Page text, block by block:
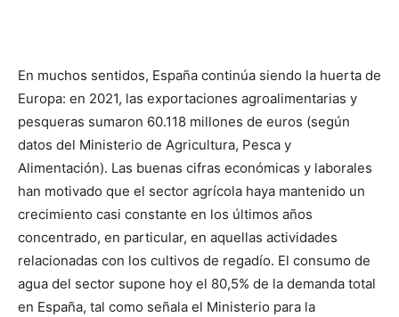
En muchos sentidos, España continúa siendo la huerta de
Europa: en 2021, las exportaciones agroalimentarias y
pesqueras sumaron 60.118 millones de euros (según
datos del Ministerio de Agricultura, Pesca y
Alimentación). Las buenas cifras económicas y laborales
han motivado que el sector agrícola haya mantenido un
crecimiento casi constante en los últimos años
concentrado, en particular, en aquellas actividades
relacionadas con los cultivos de regadío. El consumo de
agua del sector supone hoy el 80,5% de la demanda total
en España, tal como señala el Ministerio para la